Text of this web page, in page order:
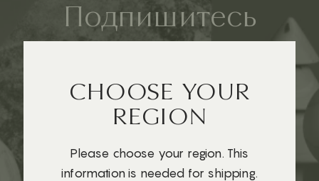
Подпишитесь
о том как играть
с детьми
CHOOSE YOUR
REGION
Please choose your region. This
information is needed for shipping.